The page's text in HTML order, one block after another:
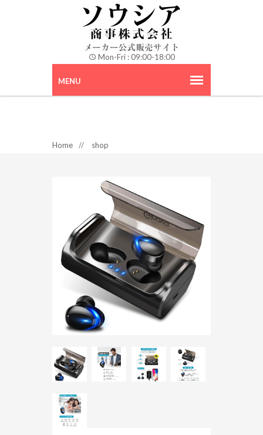
Mon-Fri : 09:00-18:00
Home // shop